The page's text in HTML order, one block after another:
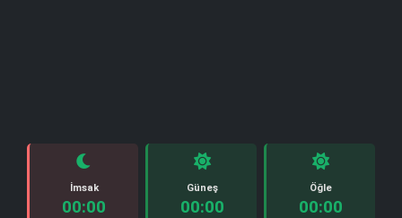
İmsak
00:00
Güneş
00:00
Öğle
00:00